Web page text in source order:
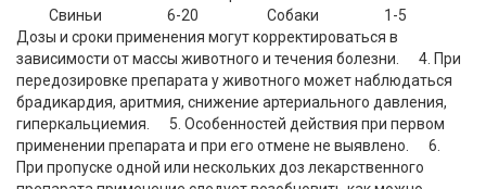
Свиньи 6-20 Собаки 1-5
Дозы и сроки применения могут корректироваться в
зависимости от массы животного и течения болезни. 4. При
передозировке препарата у животного может наблюдаться
брадикардия, аритмия, снижение артериального давления,
гиперкальциемия. 5. Особенностей действия при первом
применении препарата и при его отмене не выявлено. 6.
При пропуске одной или нескольких доз лекарственного